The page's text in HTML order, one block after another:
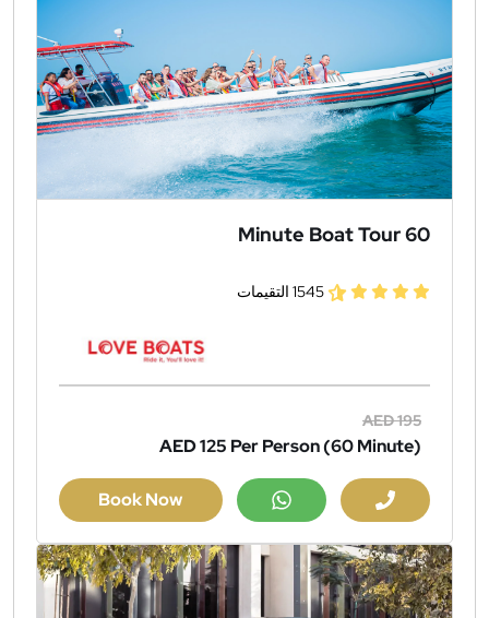
60 Minute Boat Tour
1545 التقيمات
AED 195
AED 125 Per Person (60 Minute)
Book Now